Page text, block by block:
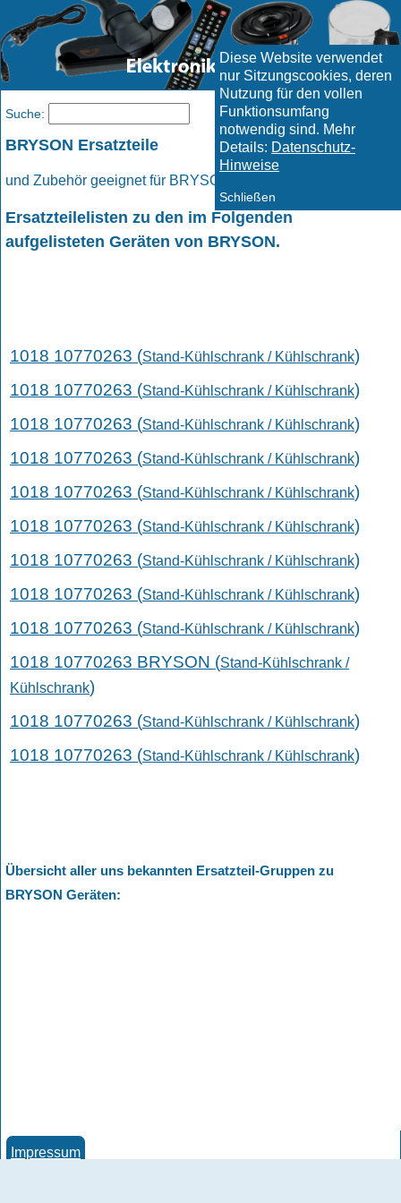
Diese Website verwendet
nur Sitzungscookies, deren
Nutzung für den vollen
Funktionsumfang
notwendig sind. Mehr
Details: Datenschutz-
Hinweise
Schließen
BRYSON Ersatzteile
und Zubehör geeignet für BRYSON Geräte.
Ersatzteilelisten zu den im Folgenden
aufgelisteten Geräten von BRYSON.
1018 10770263 (Stand-Kühlschrank / Kühlschrank)
1018 10770263 (Stand-Kühlschrank / Kühlschrank)
1018 10770263 (Stand-Kühlschrank / Kühlschrank)
1018 10770263 (Stand-Kühlschrank / Kühlschrank)
1018 10770263 (Stand-Kühlschrank / Kühlschrank)
1018 10770263 (Stand-Kühlschrank / Kühlschrank)
1018 10770263 (Stand-Kühlschrank / Kühlschrank)
1018 10770263 (Stand-Kühlschrank / Kühlschrank)
1018 10770263 (Stand-Kühlschrank / Kühlschrank)
1018 10770263 BRYSON (Stand-Kühlschrank /
Kühlschrank)
1018 10770263 (Stand-Kühlschrank / Kühlschrank)
1018 10770263 (Stand-Kühlschrank / Kühlschrank)
Übersicht aller uns bekannten Ersatzteil-Gruppen zu
BRYSON Geräten:
Suche:
Impressum